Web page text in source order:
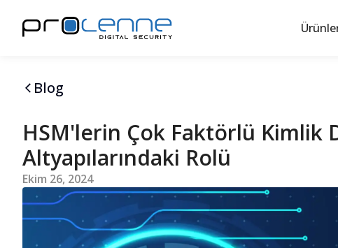
Blog
HSM'lerin Çok Faktörlü Kimlik
Altyapılarındaki Rolü
Ekim 26, 2024